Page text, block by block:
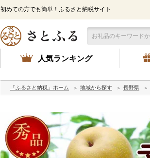
初めての方でも簡単！ふるさと納税サイト
人気ランキング
「ふるさと納税」ホーム 地域から探す 長野県